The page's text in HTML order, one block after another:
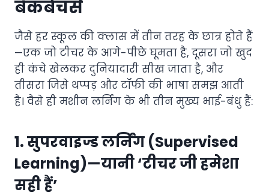
बैकबेंचर्स
जैसे हर स्कूल की क्लास में तीन तरह के छात्र होते हैं
—एक जो टीचर के आगे-पीछे घूमता है, दूसरा जो खुद
ही कंचे खेलकर दुनियादारी सीख जाता है, और
तीसरा जिसे थप्पड़ और टॉफी की भाषा समझ आती
है। वैसे ही मशीन लर्निंग के भी तीन मुख्य भाई-बंधु हैं:
1. सुपरवाइज्ड लर्निंग (Supervised
Learning)—यानी ‘टीचर जी हमेशा
सही हैं’